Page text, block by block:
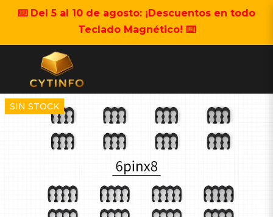
⌨️ Del 5 al 10 de agosto: ¡Descuentos en todo
Teclado Magnético! ⌨️
SIN STOCK